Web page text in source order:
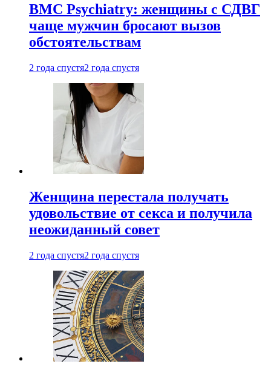
BMC Psychiatry: женщины с СДВГ
чаще мужчин бросают вызов
обстоятельствам
2 года спустя2 года спустя
Женщина перестала получать
удовольствие от секса и получила
неожиданный совет
2 года спустя2 года спустя